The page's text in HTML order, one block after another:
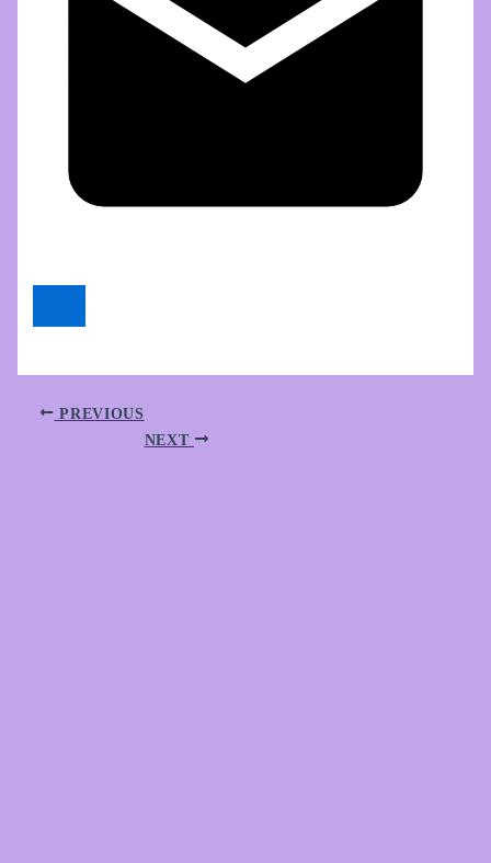
PREVIOUS
NEXT